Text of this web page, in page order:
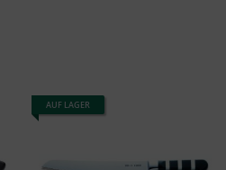
AUF LAGER